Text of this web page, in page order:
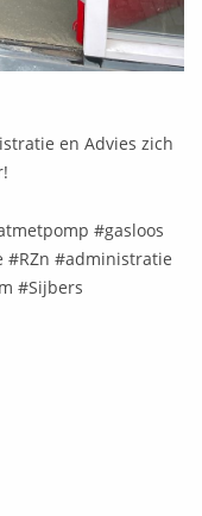
en Advies zich
#gasloos
#administratie
#Sijbers